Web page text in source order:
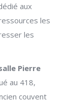
aux
les
les
Pierre
au 418,
couvent